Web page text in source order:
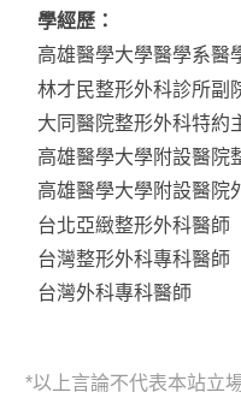
學經歷：
高雄醫學大學醫學系醫
林才民整形外科診所副
大同醫院整形外科特約
高雄醫學大學附設醫院
高雄醫學大學附設醫院
台北亞緻整形外科醫師
台灣整形外科專科醫師
台灣外科專科醫師
*以上言論不代表本站立